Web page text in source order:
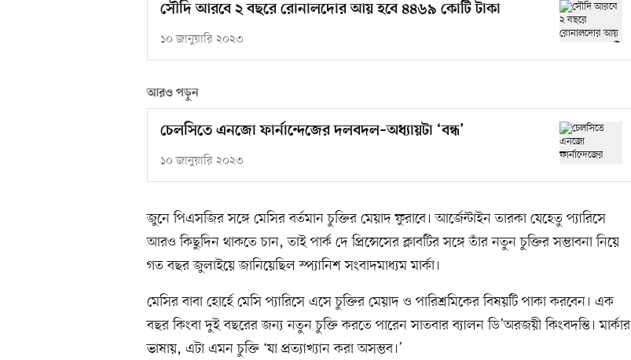
সৌদি আরবে ২ বছরে রোনালদোর আয় হবে ৪৪৬৯ কোটি টাকা
১০ জানুয়ারি ২০২৩
আরও পড়ুন
চেলসিতে এনজো ফার্নান্দেজের দলবদল–অধ্যায়টা ‘বন্ধ’
১০ জানুয়ারি ২০২৩
জুনে পিএসজির সঙ্গে মেসির বর্তমান চুক্তির মেয়াদ ফুরাবে। আর্জেন্টাইন তারকা যেহেতু প্যারিসে
আরও কিছুদিন থাকতে চান, তাই পার্ক দে প্রিন্সেসের ক্লাবটির সঙ্গে তাঁর নতুন চুক্তির সম্ভাবনা নিয়ে
গত বছর জুলাইয়ে জানিয়েছিল স্প্যানিশ সংবাদমাধ্যম মার্কা।
মেসির বাবা হোর্হে মেসি প্যারিসে এসে চুক্তির মেয়াদ ও পারিশ্রমিকের বিষয়টি পাকা করবেন। এক
বছর কিংবা দুই বছরের জন্য নতুন চুক্তি করতে পারেন সাতবার ব্যালন ডি’অরজয়ী কিংবদন্তি। মার্কার
ভাষায়, এটা এমন চুক্তি ‘যা প্রত্যাখ্যান করা অসম্ভব।’